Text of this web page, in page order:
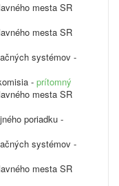
mesta SR
mesta SR
systémov -
- prítomný
mesta SR
poriadku -
systémov -
mesta SR